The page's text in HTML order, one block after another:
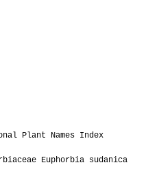
Plant Names Index
Euphorbia sudanica